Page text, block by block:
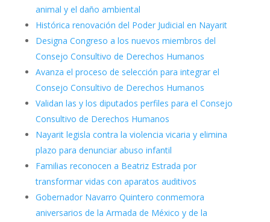
animal y el daño ambiental
Histórica renovación del Poder Judicial en Nayarit
Designa Congreso a los nuevos miembros del
Consejo Consultivo de Derechos Humanos
Avanza el proceso de selección para integrar el
Consejo Consultivo de Derechos Humanos
Validan las y los diputados perfiles para el Consejo
Consultivo de Derechos Humanos
Nayarit legisla contra la violencia vicaria y elimina
plazo para denunciar abuso infantil
Familias reconocen a Beatriz Estrada por
transformar vidas con aparatos auditivos
Gobernador Navarro Quintero conmemora
aniversarios de la Armada de México y de la